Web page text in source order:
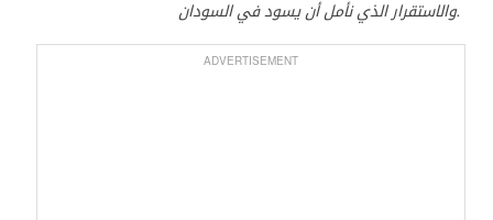
والاستقرار الذي نأمل أن يسود في السودان.
ADVERTISEMENT